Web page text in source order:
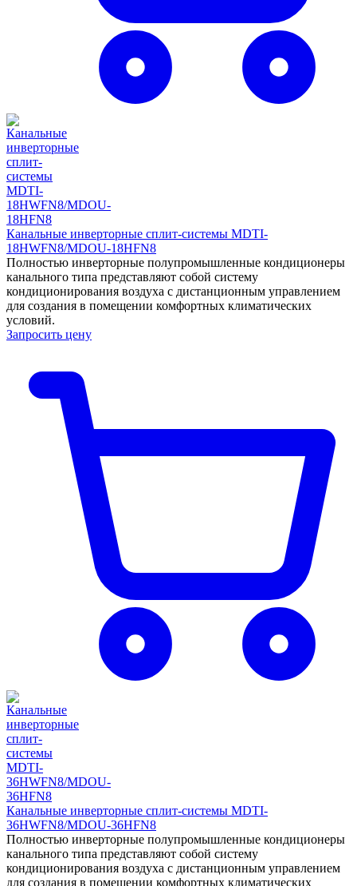
Канальные инверторные сплит-системы MDTI-
18HWFN8/MDOU-18HFN8
Полностью инверторные полупромышленные кондиционеры
канального типа представляют собой систему
кондиционирования воздуха с дистанционным управлением
для создания в помещении комфортных климатических
условий.
Запросить цену
Канальные инверторные сплит-системы MDTI-
36HWFN8/MDOU-36HFN8
Полностью инверторные полупромышленные кондиционеры
канального типа представляют собой систему
кондиционирования воздуха с дистанционным управлением
для создания в помещении комфортных климатических